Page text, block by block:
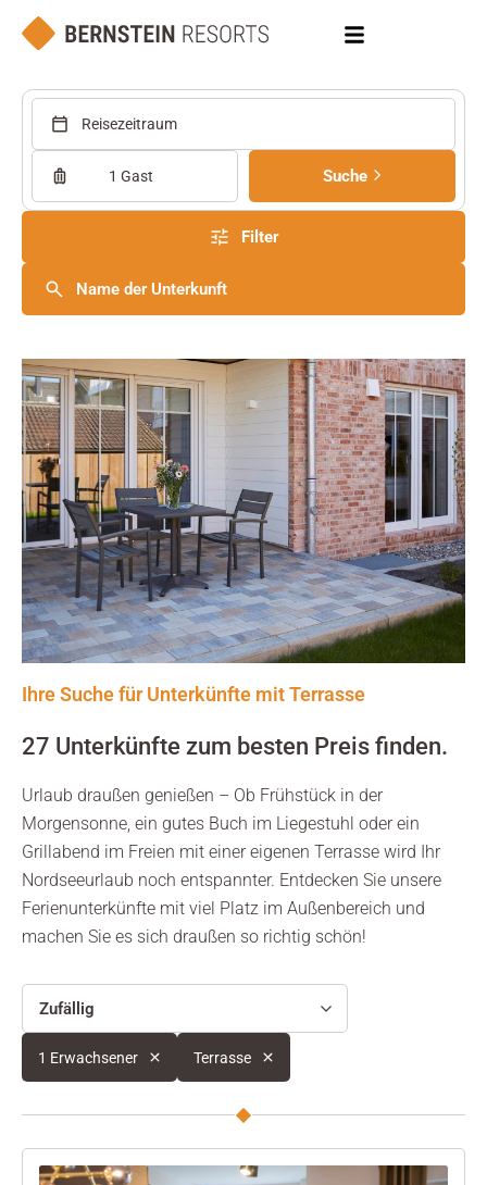
Reisezeitraum
1 Gast Suche
Filter
Name der Unterkunft
Ihre Suche für Unterkünfte mit Terrasse
27 Unterkünfte zum besten Preis finden.
Urlaub draußen genießen – Ob Frühstück in der
Morgensonne, ein gutes Buch im Liegestuhl oder ein
Grillabend im Freien mit einer eigenen Terrasse wird Ihr
Nordseeurlaub noch entspannter. Entdecken Sie unsere
Ferienunterkünfte mit viel Platz im Außenbereich und
machen Sie es sich draußen so richtig schön!
1 Erwachsener Terrasse
Zufällig